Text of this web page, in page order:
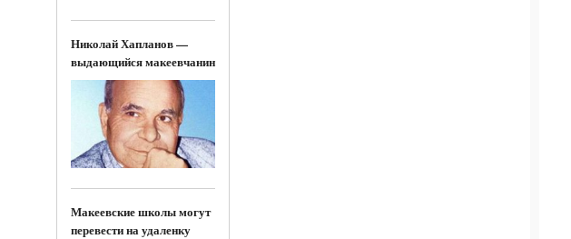
Николай Хапланов —
выдающийся макеевчанин
Макеевские школы могут
перевести на удаленку